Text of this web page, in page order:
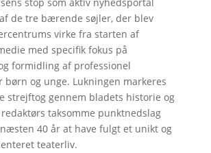
de tre bærende søjler, der blev
virke fra starten af
med specifik fokus på
formidling af professionel
børn og unge. Lukningen markeres
strejftog gennem bladets historie og
taksomme punktnedslag
40 år at have fulgt et unikt og
teaterliv.